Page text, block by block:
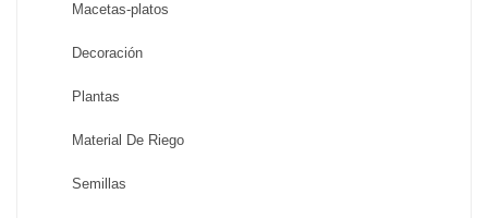
Macetas-platos
Decoración
Plantas
Material De Riego
Semillas